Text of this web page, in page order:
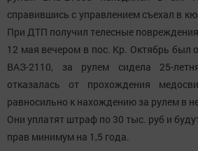
справившись с управлением съехал в
При ДТП получил телесные повреждения.
12 мая вечером в пос. Кр. Октябрь был
ВАЗ-2110, за рулем сидела 25-
отказалась от прохождения
равносильно к нахождению за рулем в
Они уплатят штраф по 30 тыс. руб и
прав минимум на 1,5 года.